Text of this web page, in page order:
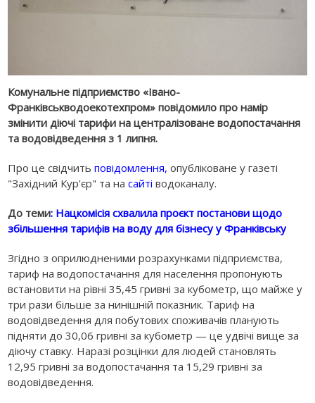
Комунальне підприємство «Івано-
Франківськводоекотехпром» повідомило про намір
змінити діючі тарифи на централізоване водопостачання
та водовідведення з 1 липня.
Про це свідчитьповідомлення,опубліковане у газеті
"Західний Кур'єр" та насайтіводоканалу.
До теми: Нацкомісія схвалила проєкт постанови щодо
збільшення тарифів на воду для бізнесу у Франківську
Згідно з оприлюдненими розрахунками підприємства,
тариф на водопостачання для населення пропонують
встановити на рівні 35,45 гривні за кубометр, що майже у
три рази більше за нинішній показник. Тариф на
водовідведення для побутових споживачів планують
підняти до 30,06 гривні за кубометр — це удвічі вище за
діючу ставку. Наразі розцінки для людей становлять
12,95 гривні за водопостачання та 15,29 гривні за
водовідведення.